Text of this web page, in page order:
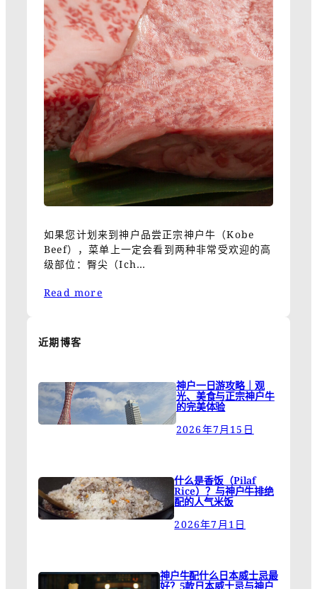
如果您计划来到神户品尝正宗神户牛（Kobe
Beef），菜单上一定会看到两种非常受欢迎的高
级部位：臀尖（Ich…
Read more
近期博客
神户一日游攻略｜观
光、美食与正宗神户牛
的完美体验
2026年7月15日
什么是香饭（Pilaf
Rice）？与神户牛排绝
配的人气米饭
2026年7月1日
神户牛配什么日本威士忌最
好？5款日本威士忌与神户